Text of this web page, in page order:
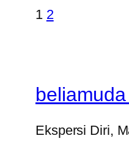
1 2
Ekspersi Diri,